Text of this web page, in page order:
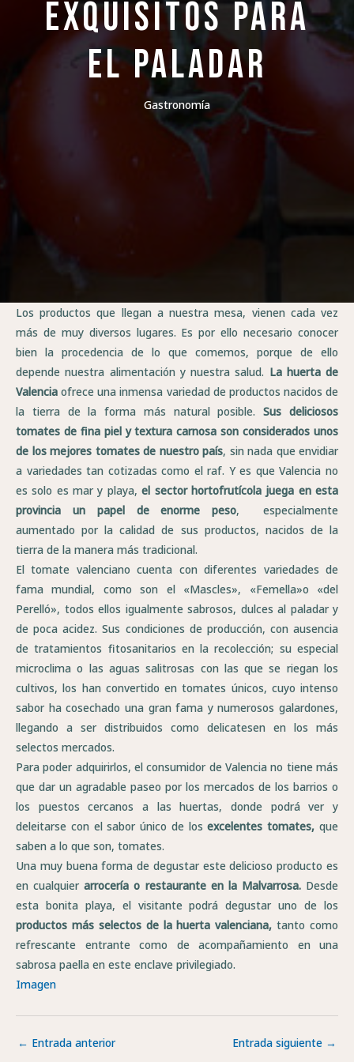
exquisitos para
el paladar
Gastronomía
Los productos que llegan a nuestra mesa, vienen cada vez
más de muy diversos lugares. Es por ello necesario conocer
bien la procedencia de lo que comemos, porque de ello
depende nuestra alimentación y nuestra salud. La huerta de
Valencia ofrece una inmensa variedad de productos nacidos de
la tierra de la forma más natural posible.Sus deliciosos
tomates de fina piel y textura carnosa son considerados unos
de los mejores tomates de nuestro país, sin nada que envidiar
a variedades tan cotizadas como el raf. Y es que Valencia no
es solo es mar y playa,el sector hortofrutícola juega en esta
provincia un papel de enorme peso, especialmente
aumentado por la calidad de sus productos, nacidos de la
tierra de la manera más tradicional.
El tomate valenciano cuenta con diferentes variedades de
fama mundial, como son el «Mascles», «Femella»o «del
Perelló», todos ellos igualmente sabrosos, dulces al paladar y
de poca acidez. Sus condiciones de producción, con ausencia
de tratamientos fitosanitarios en la recolección; su especial
microclima o las aguas salitrosas con las que se riegan los
cultivos, los han convertido en tomates únicos, cuyo intenso
sabor ha cosechado una gran fama y numerosos galardones,
llegando a ser distribuidos como delicatesen en los más
selectos mercados.
Para poder adquirirlos, el consumidor de Valencia no tiene más
que dar un agradable paseo por los mercados de los barrios o
los puestos cercanos a las huertas, donde podrá ver y
deleitarse con el sabor único de losexcelentes tomates, que
saben a lo que son, tomates.
Una muy buena forma de degustar este delicioso producto es
en cualquierarrocería o restaurante en la Malvarrosa.Desde
esta bonita playa, el visitante podrá degustar uno de los
productos más selectos de la huerta valenciana, tanto como
refrescante entrante como de acompañamiento en una
sabrosa paella en este enclave privilegiado.
Imagen
← Entrada anterior Entrada siguiente →